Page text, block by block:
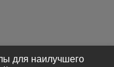
для наилучшего